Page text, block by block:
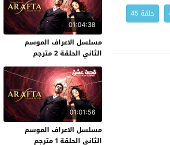
حلقة 45
01:04:38
مسلسل الاعراف الموسم
الثاني الحلقة 2 مترجم
01:01:56
مسلسل الاعراف الموسم
الثاني الحلقة 1 مترجم